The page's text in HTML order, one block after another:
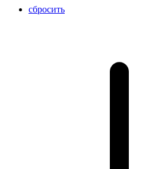
сбросить